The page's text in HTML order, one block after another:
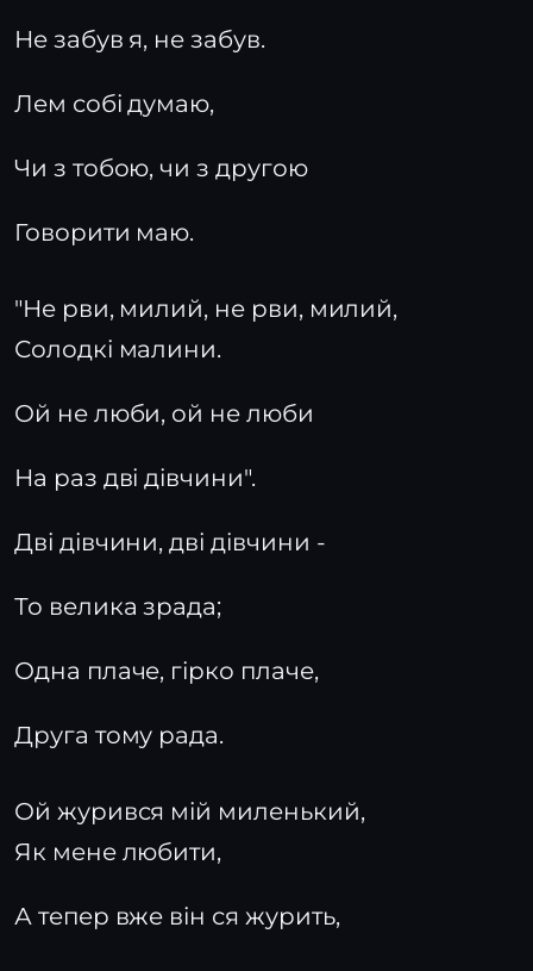
Не забув я, не забув.
Лем собі думаю,
Чи з тобою, чи з другою
Говорити маю.
"Не рви, милий, не рви, милий,
Солодкі малини.
Ой не люби, ой не люби
На раз дві дівчини".
Дві дівчини, дві дівчини -
То велика зрада;
Одна плаче, гірко плаче,
Друга тому рада.
Ой журився мій миленький,
Як мене любити,
А тепер вже він ся журить,